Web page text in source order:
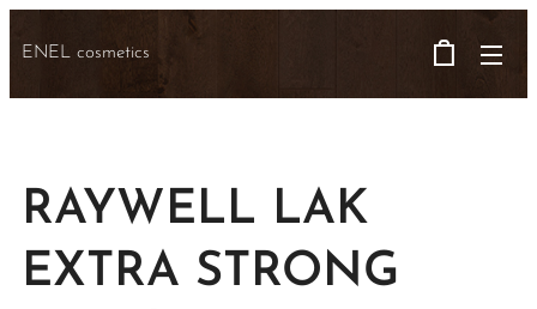
ENEL cosmetics
RAYWELL LAK
EXTRA STRONG